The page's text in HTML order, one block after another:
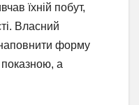
їхній побут,
Власний
форму
а